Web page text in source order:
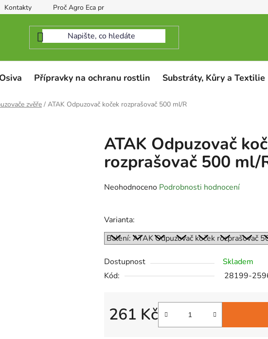
Kontakty Proč Agro Eca protect
Přípravky na ochranu rostlin Substráty, Kůry a Textilie
zvěře / ATAK Odpuzovač koček rozprašovač 500 ml/R
ATAK Odpuzovač
rozprašovač 500 ml/
Průměrné
0,0
5
hvězdiček.
Neohodnoceno Podrobnosti hodnocení
Varianta:
Dostupnost
Skladem
Kód:
28199-
261 Kč